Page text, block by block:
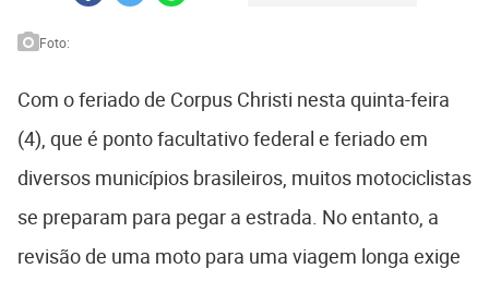
Foto:
Com o feriado de Corpus Christi nesta quinta-feira
(4), que é ponto facultativo federal e feriado em
diversos municípios brasileiros, muitos motociclistas
se preparam para pegar a estrada. No entanto, a
revisão de uma moto para uma viagem longa exige